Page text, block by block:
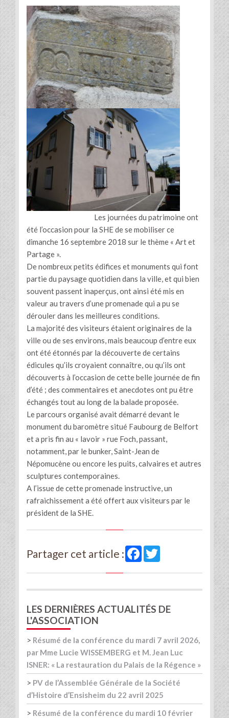
Les journées du patrimoine ont
été l’occasion pour la SHE de se mobiliser ce
dimanche 16 septembre 2018 sur le thème « Art et
Partage ».
De nombreux petits édifices et monuments qui font
partie du paysage quotidien dans la ville, et qui bien
souvent passent inaperçus, ont ainsi été mis en
valeur au travers d’une promenade qui a pu se
dérouler dans les meilleures conditions.
La majorité des visiteurs étaient originaires de la
ville ou de ses environs, mais beaucoup d’entre eux
ont été étonnés par la découverte de certains
édicules qu’ils croyaient connaître, ou qu’ils ont
découverts à l’occasion de cette belle journée de fin
d’été ; des commentaires et anecdotes ont pu être
échangés tout au long de la balade proposée.
Le parcours organisé avait démarré devant le
monument du baromètre situé Faubourg de Belfort
et a pris fin au « lavoir » rue Foch, passant,
notamment, par le bunker, Saint-Jean de
Népomucène ou encore les puits, calvaires et autres
sculptures contemporaines.
A l’issue de cette promenade instructive, un
rafraichissement a été offert aux visiteurs par le
président de la SHE.
Partager cet article : Facebook
LES DERNIÈRES ACTUALITÉS DE
L'ASSOCIATION
> Résumé de la conférence du mardi 7 avril 2026,
par Mme Lucie WISSEMBERG et M. Jean Luc
ISNER: « La restauration du Palais de la Régence »
> PV de l’Assemblée Générale de la Société
d’Histoire d’Ensisheim du 22 avril 2025
> Résumé de la conférence du mardi 10 février